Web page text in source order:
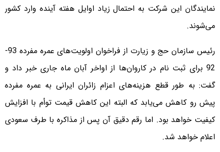
نمایندگان این شرکت به احتمال زیاد اوایل هفته آینده وارد کشور
می‌شوند.
رئیس سازمان حج و زیارت از فراخوان اولویت‌های عمره مفرده 93-
92 برای ثبت نام در کاروان‌ها از اواخر آبان ماه جاری خبر داد و
گفت: به طور قطع هزینه‌های اعزام زائران ایرانی به عمره مفرده
پیش رو کاهش می‌یابد که البته این کاهش قیمت توأم با افزایش
کیفیت خواهد بود. اما رقم دقیق آن پس از مذاکره با طرف سعودی
اعلام خواهد شد.